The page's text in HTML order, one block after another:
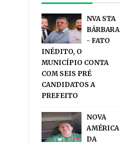
NVA STA
BÁRBARA
- FATO
INÉDITO, O
MUNICÍPIO CONTA
COM SEIS PRÉ
CANDIDATOS A
PREFEITO
NOVA
AMÉRICA
DA